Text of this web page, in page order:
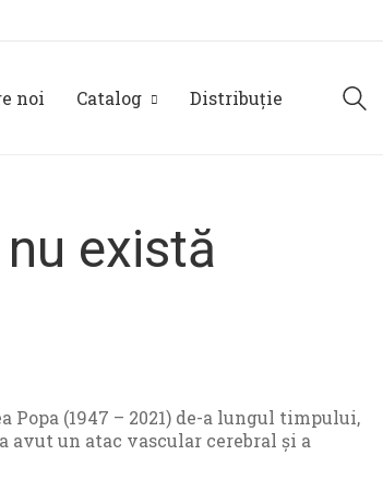
noi Catalog Distribuție
există
(1947 – 2021) de-a lungul timpului,
avut un atac vascular cerebral și a